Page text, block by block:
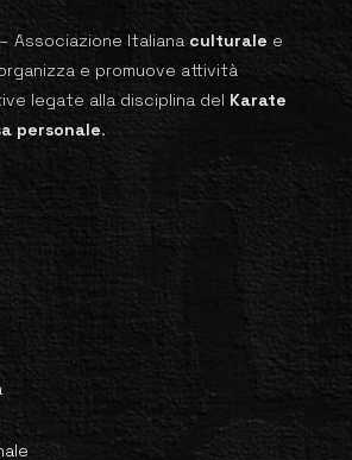
– Associazione Italiana culturale e
e promuove attività
legate alla disciplina del Karate
personale.